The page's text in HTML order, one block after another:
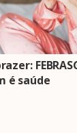
é saúde